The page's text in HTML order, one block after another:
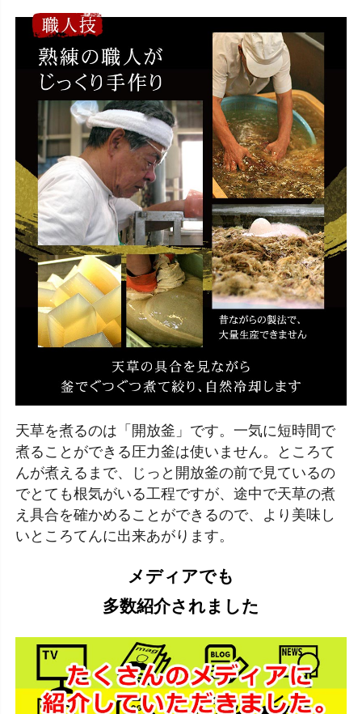
天草を煮るのは「開放釜」です。一気に短時間で
煮ることができる圧力釜は使いません。ところて
んが煮えるまで、じっと開放釜の前で見ているの
でとても根気がいる工程ですが、途中で天草の煮
え具合を確かめることができるので、より美味し
いところてんに出来あがります。
メディアでも
多数紹介されました